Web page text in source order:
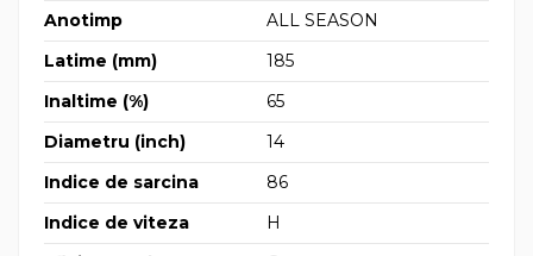
Anotimp
ALL SEASON
Latime (mm)
185
Inaltime (%)
65
Diametru (inch)
14
Indice de sarcina
86
Indice de viteza
H